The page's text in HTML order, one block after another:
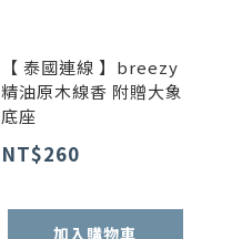
【 泰國連線 】breezy
精油原木線香 附贈大象
底座
NT$260
加入購物車